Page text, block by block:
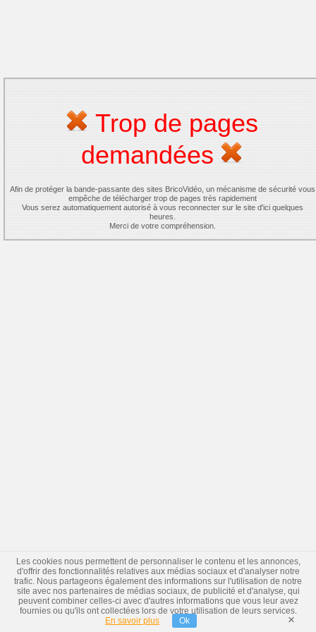
Trop de pages
demandées
Afin de protéger la bande-passante des sites BricoVidéo, un mécanisme de sécurité vous
empêche de télécharger trop de pages très rapidement
Vous serez automatiquement autorisé à vous reconnecter sur le site d'ici quelques
heures.
Merci de votre compréhension.
Les cookies nous permettent de personnaliser le contenu et les annonces,
d'offrir des fonctionnalités relatives aux médias sociaux et d'analyser notre
trafic. Nous partageons également des informations sur l'utilisation de notre
site avec nos partenaires de médias sociaux, de publicité et d'analyse, qui
peuvent combiner celles-ci avec d'autres informations que vous leur avez
fournies ou qu'ils ont collectées lors de votre utilisation de leurs services.
En savoir plus
Ok ×